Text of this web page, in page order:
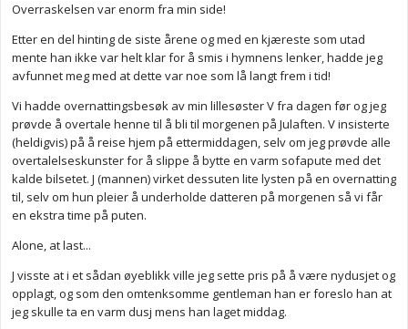
Overraskelsen var enorm fra min side!
Etter en del hinting de siste årene og med en kjæreste som utad
mente han ikke var helt klar for å smis i hymnens lenker, hadde jeg
avfunnet meg med at dette var noe som lå langt frem i tid!
Vi hadde overnattingsbesøk av min lillesøster V fra dagen før og jeg
prøvde å overtale henne til å bli til morgenen på Julaften. V insisterte
(heldigvis) på å reise hjem på ettermiddagen, selv om jeg prøvde alle
overtalelseskunster for å slippe å bytte en varm sofapute med det
kalde bilsetet. J (mannen) virket dessuten lite lysten på en overnatting
til, selv om hun pleier å underholde datteren på morgenen så vi får
en ekstra time på puten.
Alone, at last...
J visste at i et sådan øyeblikk ville jeg sette pris på å være nydusjet og
opplagt, og som den omtenksomme gentleman han er foreslo han at
jeg skulle ta en varm dusj mens han laget middag.